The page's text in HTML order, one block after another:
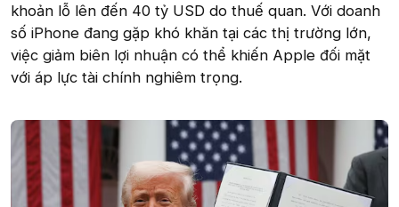
khoản lỗ lên đến 40 tỷ USD do thuế quan. Với doanh
số iPhone đang gặp khó khăn tại các thị trường lớn,
việc giảm biên lợi nhuận có thể khiến Apple đối mặt
với áp lực tài chính nghiêm trọng.